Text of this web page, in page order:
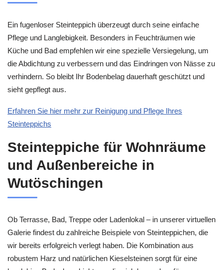
Ein fugenloser Steinteppich überzeugt durch seine einfache
Pflege und Langlebigkeit. Besonders in Feuchträumen wie
Küche und Bad empfehlen wir eine spezielle Versiegelung, um
die Abdichtung zu verbessern und das Eindringen von Nässe zu
verhindern. So bleibt Ihr Bodenbelag dauerhaft geschützt und
sieht gepflegt aus.
Erfahren Sie hier mehr zur Reinigung und Pflege Ihres
Steinteppichs
Steinteppiche für Wohnräume
und Außenbereiche in
Wutöschingen
Ob Terrasse, Bad, Treppe oder Ladenlokal – in unserer virtuellen
Galerie findest du zahlreiche Beispiele von Steinteppichen, die
wir bereits erfolgreich verlegt haben. Die Kombination aus
robustem Harz und natürlichen Kieselsteinen sorgt für eine